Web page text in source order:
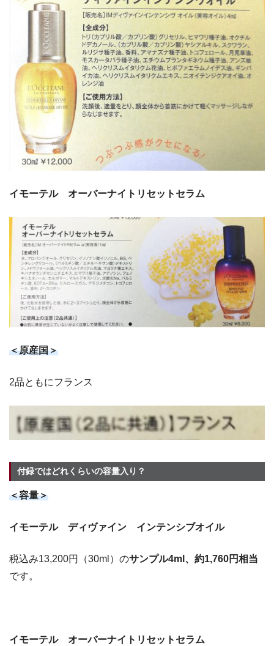
イモーテル オーバーナイトリセットセラム
＜原産国＞
2品ともにフランス
付録ではどれくらいの容量入り？
＜容量＞
イモーテル ディヴァイン インテンシブオイル
税込み13,200円（30ml）のサンプル4ml、約1,760円相当
です。
イモーテル オーバーナイトリセットセラム